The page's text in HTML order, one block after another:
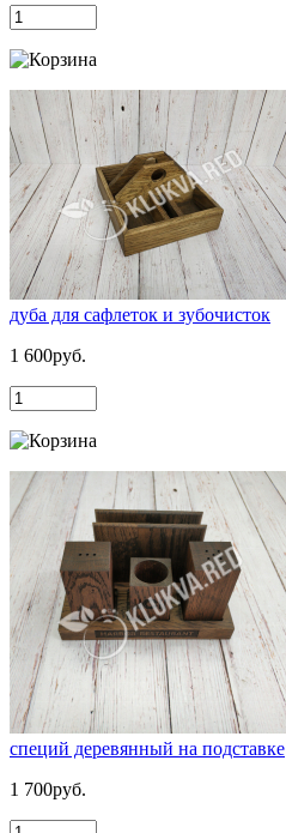
дуба для сафлеток и зубочисток
1 600руб.
специй деревянный на подставке
1 700руб.